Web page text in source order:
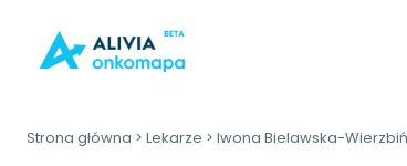
Strona główna > Lekarze > Iwona Bielawska-